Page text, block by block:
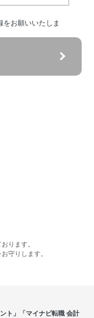
お願いいたしま
ります。
守りします。
ト」「マイナビ転職 会計